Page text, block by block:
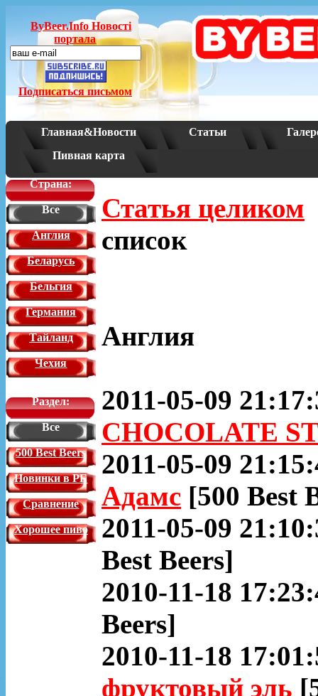
ByBeer.Info Новостi
портала
Подписаться письмом
Главная&Новости Статьи
Пивная карта
Страна:
Все
Англия
Беларусь
Бельгия
Германия
Тайланд
Чехия
Раздел:
Все
500 Best Beers
Новинки в РБ
Сравнение
Хорошее пиво
Статья целиком
список
Англия
2011-05-09
CHOCOLATE
2011-05-09
Адамс [500 Best
2011-05-09
Best Beers]
2010-11-18
Beers]
2010-11-18
фруктовый эль